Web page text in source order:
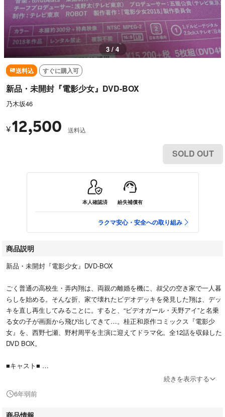
3 / 4
送料込 すぐに購入可
新品・未開封『電影少女』DVD-BOX
乃木坂46
¥12,500 送料込
SOLD OUT
本人確認済 紛失補償有
ラクマ安心・安全への取り組み
商品説明
新品・未開封『電影少女』DVD-BOX
ごく普通の高校生・弄内翔は、両親の離婚を機に、叔父の空き家で一人暮
らしを始める。そんな折、家で壊れたビデオデッキを発見した翔は、デッ
キを直し再生してみることに。すると、“ビデオガール・天野アイ”と名乗
る女の子が画面から飛び出してきて…。桂正和原作コミックス『電影少
女』を、西野七瀬、野村周平を主演に迎えてドラマ化。全12話を収録した
DVD BOX。
■キャスト■
飯豊まりえ
清水尋也
続きを表示する
6年弱前